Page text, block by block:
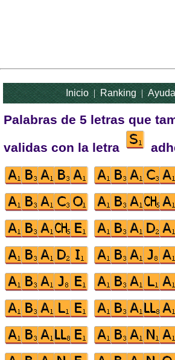
Inicio|Ranking|
Palabras de 5 letras que
validas con la letra